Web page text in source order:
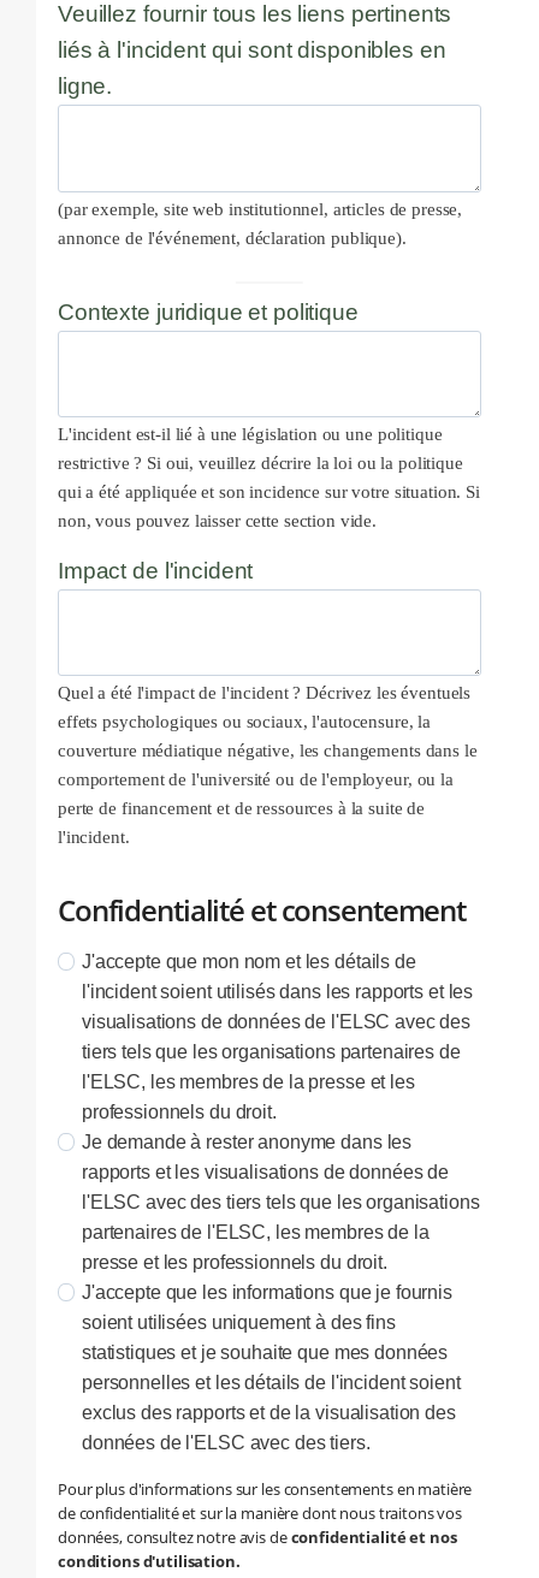
Veuillez fournir tous les liens pertinents
liés à l'incident qui sont disponibles en
ligne.
(par exemple, site web institutionnel, articles de presse,
annonce de l'événement, déclaration publique).
Contexte juridique et politique
L'incident est-il lié à une législation ou une politique
restrictive ? Si oui, veuillez décrire la loi ou la politique
qui a été appliquée et son incidence sur votre situation. Si
non, vous pouvez laisser cette section vide.
Impact de l'incident
Quel a été l'impact de l'incident ? Décrivez les éventuels
effets psychologiques ou sociaux, l'autocensure, la
couverture médiatique négative, les changements dans le
comportement de l'université ou de l'employeur, ou la
perte de financement et de ressources à la suite de
l'incident.
Confidentialité et consentement
J'accepte que mon nom et les détails de
l'incident soient utilisés dans les rapports et les
visualisations de données de l'ELSC avec des
tiers tels que les organisations partenaires de
l'ELSC, les membres de la presse et les
professionnels du droit.
Je demande à rester anonyme dans les
rapports et les visualisations de données de
l'ELSC avec des tiers tels que les organisations
partenaires de l'ELSC, les membres de la
presse et les professionnels du droit.
J'accepte que les informations que je fournis
soient utilisées uniquement à des fins
statistiques et je souhaite que mes données
personnelles et les détails de l'incident soient
exclus des rapports et de la visualisation des
données de l'ELSC avec des tiers.
Pour plus d'informations sur les consentements en matière
de confidentialité et sur la manière dont nous traitons vos
données, consultez notre avis deconfidentialité et nos
conditions d'utilisation.